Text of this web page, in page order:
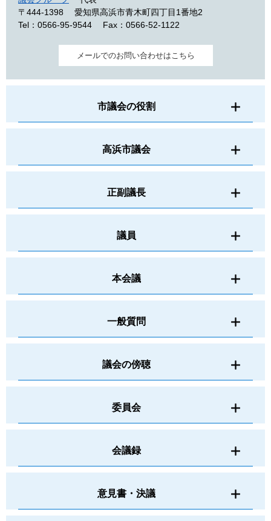
〒444-1398
愛知県高浜市青木町四丁目1番地2
Tel：0566-95-9544
Fax：0566-52-1122
メールでのお問い合わせはこちら
市議会の役割
高浜市議会
正副議長
議員
本会議
一般質問
議会の傍聴
委員会
会議録
意見書・決議